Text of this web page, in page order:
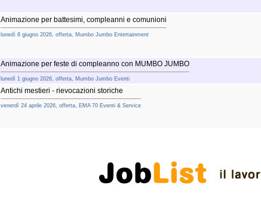
Animazione per battesimi, compleanni e comunioni
lunedì 8 giugno 2026, offerta, Mumbo Jumbo Entertainment
Animazione per feste di compleanno con MUMBO JUMBO
lunedì 1 giugno 2026, offerta, Mumbo Jumbo Eventi
Antichi mestieri - rievocazioni storiche
venerdì 24 aprile 2026, offerta, EMA 70 Eventi & Service